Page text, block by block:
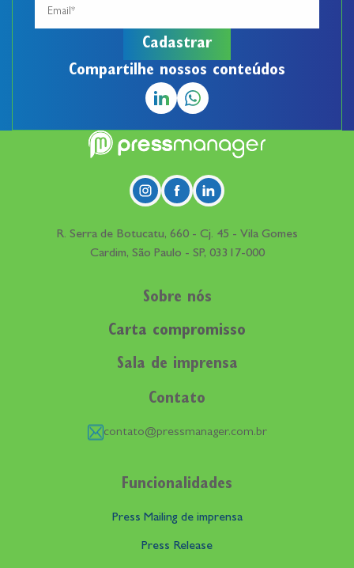
Compartilhe nossos conteúdos
R. Serra de Botucatu, 660 - Cj. 45 - Vila Gomes
Cardim, São Paulo - SP, 03317-000
Sobre nós
Carta compromisso
Sala de imprensa
Contato
contato@pressmanager.com.br
Funcionalidades
Press Mailing de imprensa
Press Release